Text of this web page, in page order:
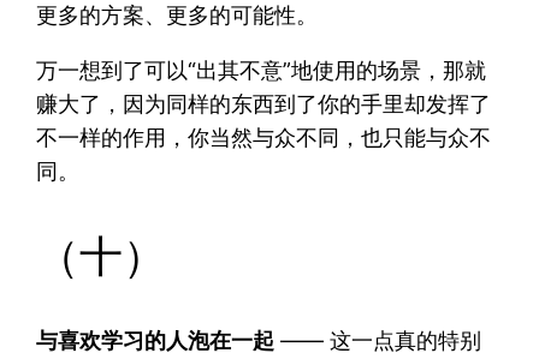
更多的方案、更多的可能性。
万一想到了可以“出其不意”地使用的场景，那就
赚大了，因为同样的东西到了你的手里却发挥了
不一样的作用，你当然与众不同，也只能与众不
同。
（十）
与喜欢学习的人泡在一起 —— 这一点真的特别